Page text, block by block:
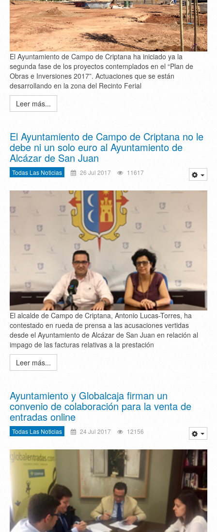
El Ayuntamiento de Campo de Criptana ha iniciado ya la
segunda fase de los proyectos contemplados en el “Plan de
Obras e Inversiones 2017”. Actuaciones que se están
desarrollando en la zona del Recinto Ferial
Leer más...
El Ayuntamiento de Campo de Criptana no le
debe ni un solo euro al Ayuntamiento de
Alcázar de San Juan
Todas Las Noticias 26 Jul 2017 11617
El alcalde de Campo de Criptana, Antonio Lucas-Torres, ha
contestado en rueda de prensa a las acusaciones vertidas
desde el Ayuntamiento de Alcázar de San Juan en relación al
impago de las facturas relativas a la prestación
Leer más...
Ayuntamiento y Globalcaja firman un
convenio de colaboración para la venta de
entradas online
Todas Las Noticias 24 Jul 2017 12156